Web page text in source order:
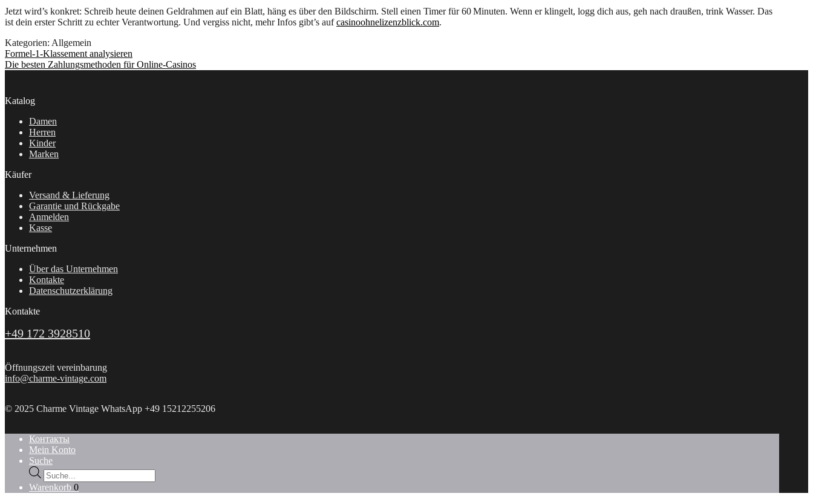
Jetzt wird’s konkret: Schreib heute deinen Geldrahmen auf ein Blatt, häng es über den Bildschirm. Stell einen Timer für 60 Minuten. Wenn er klingelt, logg dich aus, geh nach draußen, trink Wasser. Das
ist dein erster Schritt zu echter Verantwortung. Und vergiss nicht, mehr Infos gibt’s aufcasinoohnelizenzblick.com.
Kategorien: Allgemein
Beitragsnavigation
Vorheriger
Beitrag:
Formel-1-Klassement analysieren
Nächster
Die besten Zahlungsmethoden für Online-Casinos
Katalog
Damen
Herren
Kinder
Marken
Käufer
Versand & Lieferung
Garantie und Rückgabe
Anmelden
Kasse
Unternehmen
Über das Unternehmen
Kontakte
Datenschutzerklärung
Kontakte
+49 172 3928510
Öffnungszeit vereinbarung
info@charme-vintage.com
© 2025 Charme Vintage WhatsApp +49 15212255206
Контакты
Mein Konto
Suche
Products
search
Warenkorb 0